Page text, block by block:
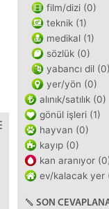
film/dizi (0)
teknik (1)
medikal (1)
sözlük (0)
yabancı dil (0)
yer/yön (0)
alınık/satılık (0)
gönül işleri (1)
hayvan (0)
kayıp (0)
kan aranıyor
ev/kalacak yer
SON